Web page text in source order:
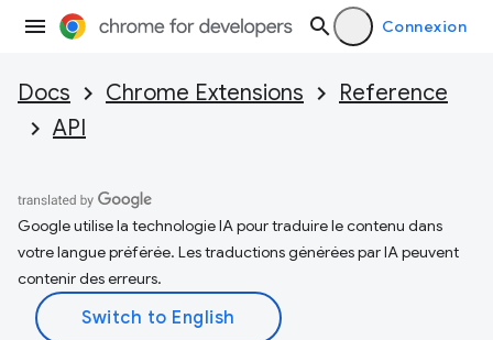
Connexion
Docs Chrome Extensions
Reference
API
Google utilise la technologie IA pour traduire le contenu dans
votre langue préférée. Les traductions générées par IA peuvent
contenir des erreurs.